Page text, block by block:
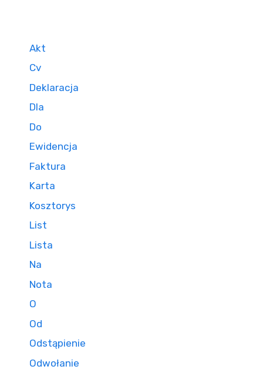
Akt
Cv
Deklaracja
Dla
Do
Ewidencja
Faktura
Karta
Kosztorys
List
Lista
Na
Nota
O
Od
Odstąpienie
Odwołanie